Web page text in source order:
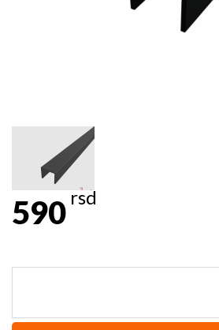
590rsd